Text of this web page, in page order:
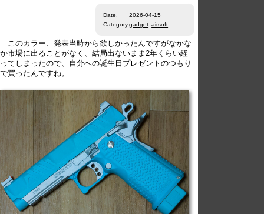
Date.
2026-04-15
Category.gadget airsoft
このカラー、発表当時から欲しかったんですがなかな
か市場に出ることがなく、結局出ないまま2年くらい経
ってしまったので、自分への誕生日プレゼントのつもり
で買ったんですね。